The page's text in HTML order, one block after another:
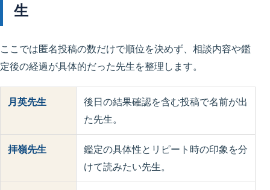
生
ここでは匿名投稿の数だけで順位を決めず、相談内容や鑑
定後の経過が具体的だった先生を整理します。
月英先生
後日の結果確認を含む投稿で名前が出
た先生。
拝嶺先生
鑑定の具体性とリピート時の印象を分
けて読みたい先生。